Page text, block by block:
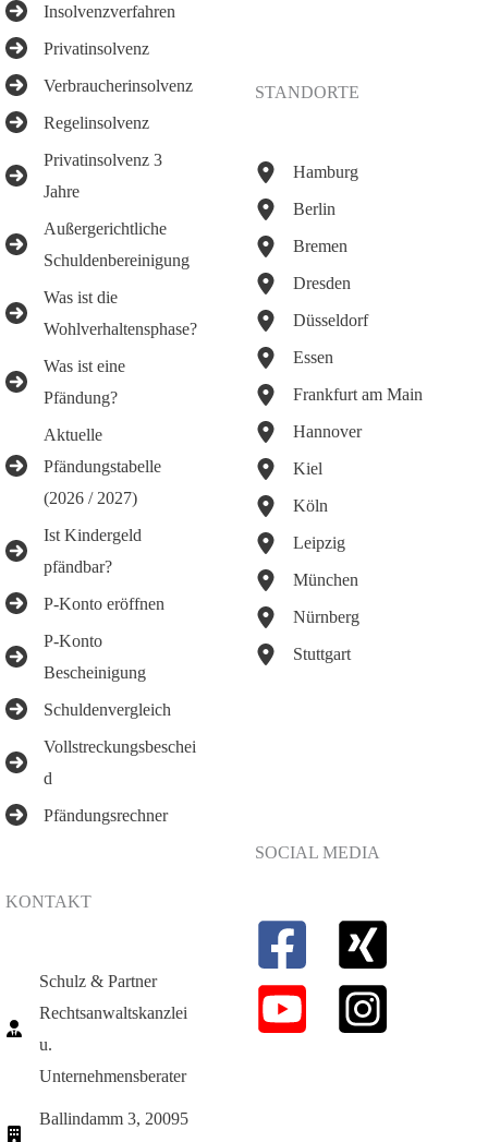
Insolvenzverfahren
Privatinsolvenz
Verbraucherinsolvenz
Regelinsolvenz
Privatinsolvenz 3
Jahre
Außergerichtliche
Schuldenbereinigung
Was ist die
Wohlverhaltensphase?
Was ist eine
Pfändung?
Aktuelle
Pfändungstabelle
(2026 / 2027)
Ist Kindergeld
pfändbar?
P-Konto eröffnen
P-Konto
Bescheinigung
Schuldenvergleich
Vollstreckungsbeschei
d
Pfändungsrechner
STANDORTE
Hamburg
Berlin
Bremen
Dresden
Düsseldorf
Essen
Frankfurt am Main
Hannover
Kiel
Köln
Leipzig
München
Nürnberg
Stuttgart
KONTAKT
Schulz & Partner
Rechtsanwaltskanzlei
u.
Unternehmensberater
Ballindamm 3, 20095
SOCIAL MEDIA